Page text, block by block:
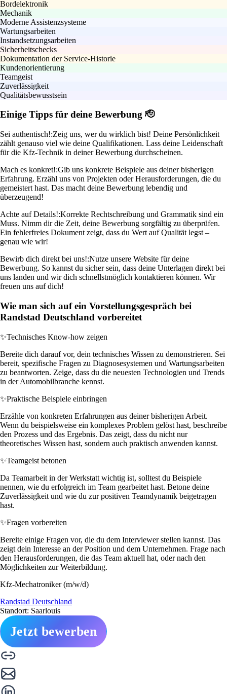
Bordelektronik
Mechanik
Moderne Assistenzsysteme
Wartungsarbeiten
Instandsetzungsarbeiten
Sicherheitschecks
Dokumentation der Service-Historie
Kundenorientierung
Teamgeist
Zuverlässigkeit
Qualitätsbewusstsein
Einige Tipps für deine Bewerbung 🫡
Sei authentisch!:Zeig uns, wer du wirklich bist! Deine Persönlichkeit
zählt genauso viel wie deine Qualifikationen. Lass deine Leidenschaft
für die Kfz-Technik in deiner Bewerbung durchscheinen.
Mach es konkret!:Gib uns konkrete Beispiele aus deiner bisherigen
Erfahrung. Erzähl uns von Projekten oder Herausforderungen, die du
gemeistert hast. Das macht deine Bewerbung lebendig und
überzeugend!
Achte auf Details!:Korrekte Rechtschreibung und Grammatik sind ein
Muss. Nimm dir die Zeit, deine Bewerbung sorgfältig zu überprüfen.
Ein fehlerfreies Dokument zeigt, dass du Wert auf Qualität legst –
genau wie wir!
Bewirb dich direkt bei uns!:Nutze unsere Website für deine
Bewerbung. So kannst du sicher sein, dass deine Unterlagen direkt bei
uns landen und wir dich schnellstmöglich kontaktieren können. Wir
freuen uns auf dich!
Wie man sich auf ein Vorstellungsgespräch bei
Randstad Deutschland vorbereitet
✨Technisches Know-how zeigen
Bereite dich darauf vor, dein technisches Wissen zu demonstrieren. Sei
bereit, spezifische Fragen zu Diagnosesystemen und Wartungsarbeiten
zu beantworten. Zeige, dass du die neuesten Technologien und Trends
in der Automobilbranche kennst.
✨Praktische Beispiele einbringen
Erzähle von konkreten Erfahrungen aus deiner bisherigen Arbeit.
Wenn du beispielsweise ein komplexes Problem gelöst hast, beschreibe
den Prozess und das Ergebnis. Das zeigt, dass du nicht nur
theoretisches Wissen hast, sondern auch praktisch anwenden kannst.
✨Teamgeist betonen
Da Teamarbeit in der Werkstatt wichtig ist, solltest du Beispiele
nennen, wie du erfolgreich im Team gearbeitet hast. Betone deine
Zuverlässigkeit und wie du zur positiven Teamdynamik beigetragen
hast.
✨Fragen vorbereiten
Bereite einige Fragen vor, die du dem Interviewer stellen kannst. Das
zeigt dein Interesse an der Position und dem Unternehmen. Frage nach
den Herausforderungen, die das Team aktuell hat, oder nach den
Möglichkeiten zur Weiterbildung.
Kfz-Mechatroniker (m/w/d)
Randstad Deutschland
Standort: Saarlouis
Jetzt bewerben